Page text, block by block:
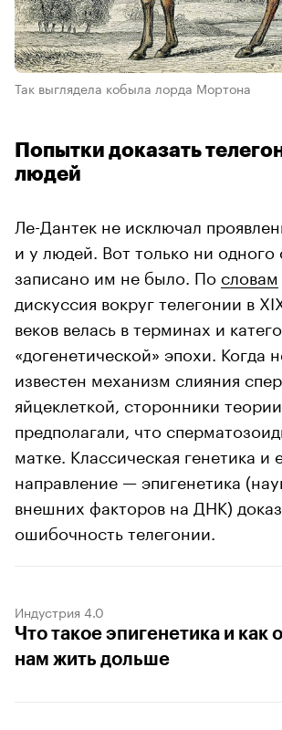
Так выглядела кобыла лорда Мортона
Попытки доказать
людей
Ле-Дантек не исключал
и у людей. Вот только ни одного
записано им не было. По словам
дискуссия вокруг телегонии в
веков велась в терминах и
«догенетической» эпохи. Когда
известен механизм слияния
яйцеклеткой, сторонники теории
предполагали, что
матке. Классическая генетика и
направление — эпигенетика
внешних факторов на ДНК)
ошибочность телегонии.
Индустрия 4.0
Что такое эпигенетика и как
нам жить дольше